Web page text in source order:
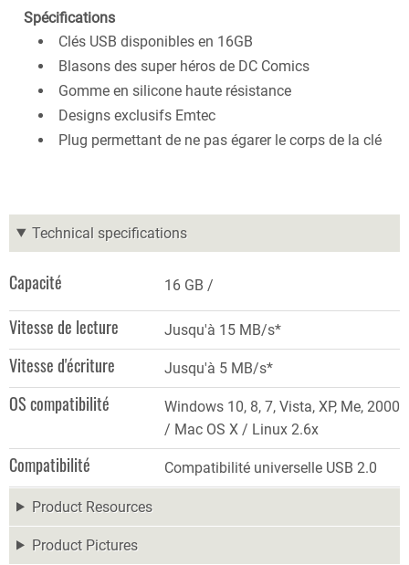
Spécifications
Clés USB disponibles en 16GB
Blasons des super héros de DC Comics
Gomme en silicone haute résistance
Designs exclusifs Emtec
Plug permettant de ne pas égarer le corps de la clé
Technical specifications
Capacité 16 GB
Vitesse de lecture Jusqu'à 15 MB/s*
Vitesse d'écriture Jusqu'à 5 MB/s*
OS compatibilité
Windows 10, 8, 7, Vista, XP, Me, 2000
/ Mac OS X / Linux 2.6x
Compatibilité Compatibilité universelle USB 2.0
Product Resources
Product Pictures